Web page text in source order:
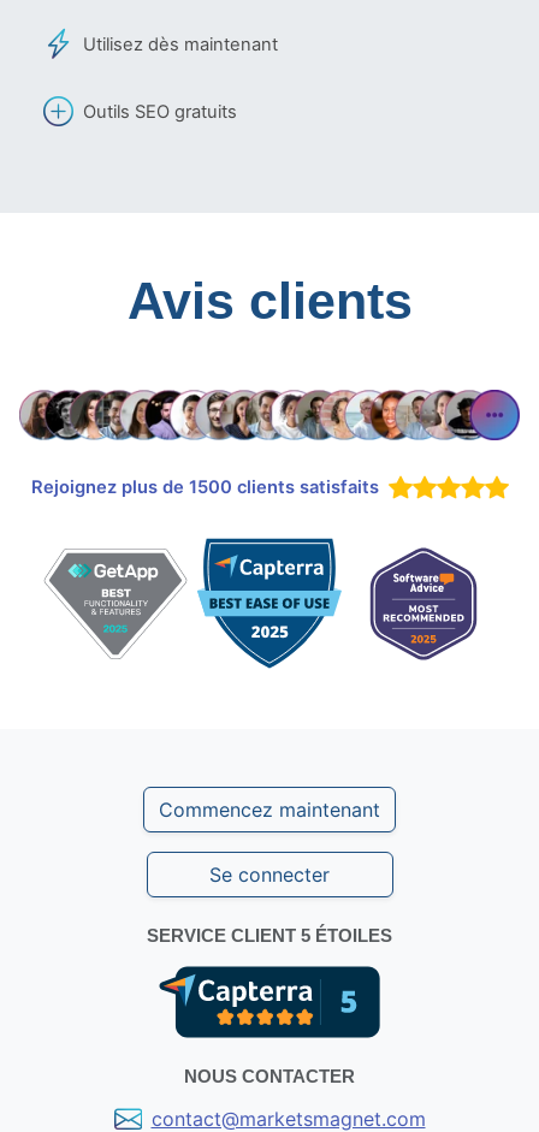
Utilisez dès maintenant
Outils SEO gratuits
Avis clients
Rejoignez plus de 1500 clients satisfaits
Commencez maintenant
Se connecter
SERVICE CLIENT 5 ÉTOILES
NOUS CONTACTER
contact@marketsmagnet.com